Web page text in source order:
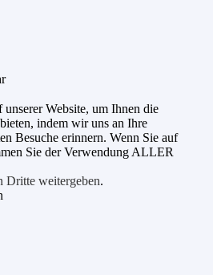
Website, um Ihnen die
indem wir uns an Ihre
Besuche erinnern. Wenn Sie auf
Sie der Verwendung ALLER
Dritte weitergeben.